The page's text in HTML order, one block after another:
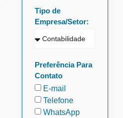
Tipo de
Empresa/Setor:
Preferência Para
Contato
E-mail
Telefone
WhatsApp